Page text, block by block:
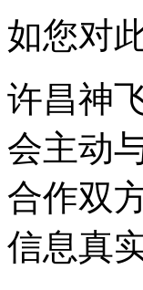
如您对
许昌神
会主动
合作双
信息真